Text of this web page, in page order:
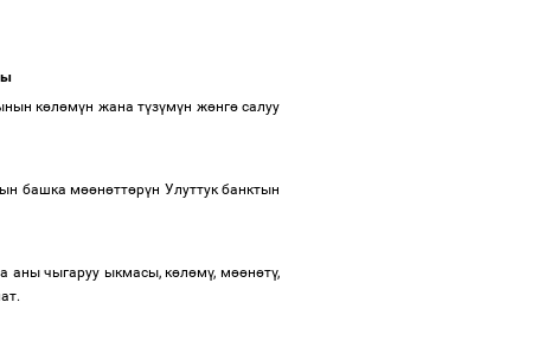
көлөмүн жана түзүмүн жөнгөсалуу
башка мөөнөттөрүн Улуттук банктын
аны чыгаруу ыкмасы, көлөмү, мөөнөтү,